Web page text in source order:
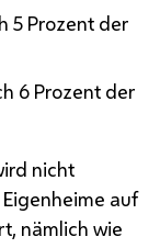
5 Prozent der
6 Prozent der
nicht
auf
nämlich wie